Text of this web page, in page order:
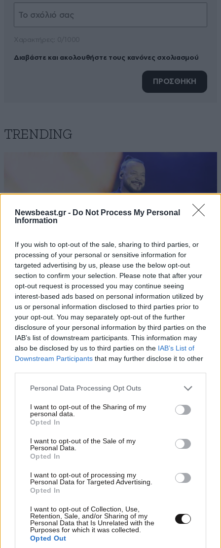
Newsbeast.gr - Do Not Process My Personal
Information
If you wish to opt-out of the sale, sharing to third parties, or
processing of your personal or sensitive information for
targeted advertising by us, please use the below opt-out
section to confirm your selection. Please note that after your
opt-out request is processed you may continue seeing
interest-based ads based on personal information utilized by
us or personal information disclosed to third parties prior to
your opt-out. You may separately opt-out of the further
disclosure of your personal information by third parties on the
IAB’s list of downstream participants. This information may
also be disclosed by us to third parties on the IAB’s List of
Downstream Participants that may further disclose it to other
Please note that this website/app uses one or more Google
not limited to your visit or usage behaviour. You may click to
grant or deny consent to Google and its third-party tags to
use your data for below specified purposes in below Google
consent section.
Personal Data Processing Opt Outs
I want to opt-out of the Sharing of my
personal data.
Opted In
I want to opt-out of the Sale of my
Personal Data.
Opted In
I want to opt-out of processing my
Personal Data for Targeted Advertising.
Opted In
I want to opt-out of Collection, Use,
Retention, Sale, and/or Sharing of my
Personal Data that Is Unrelated with the
Purposes for which it was collected.
Opted Out
Διαβάστε και ακολουθήστε τους κανόνες σχολιασμού
ΠΡΟΣΘΗΚΗ
TRENDING
LIFESTYLE07·08·2026 18:48
Ξεσπά ο Χρήστος Δάντης: «Δεν περίμενα την
αχαριστία των ανθρώπων του χώρου»